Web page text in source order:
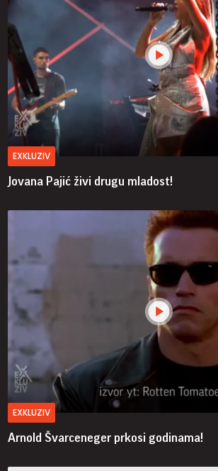
EXKLUZIV
Jovana Pajić živi drugu mladost!
EXKLUZIV
Arnold Švarceneger prkosi godinama!